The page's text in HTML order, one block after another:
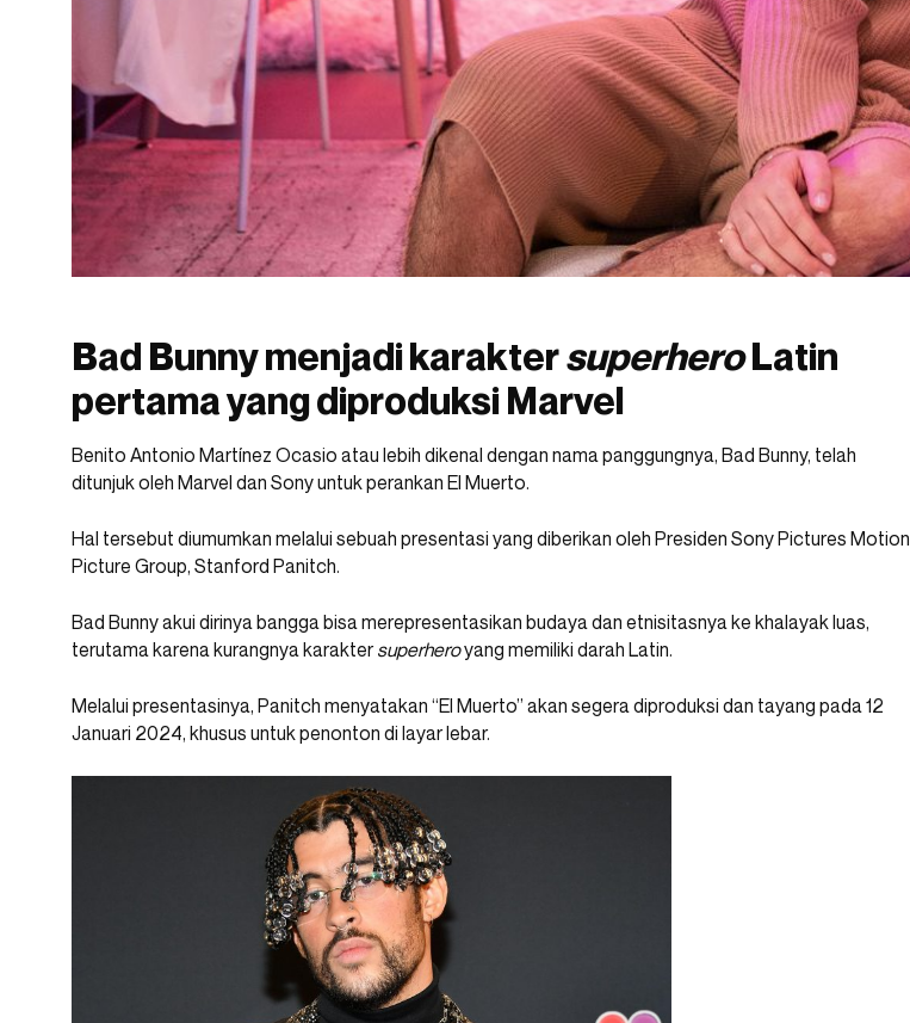
Bad Bunny menjadi karaktersuperheroLatin
pertama yang diproduksi Marvel
Benito Antonio Martínez Ocasio atau lebih dikenal dengan nama panggungnya, Bad Bunny, telah
ditunjuk oleh Marvel dan Sony untuk perankan El Muerto.
Hal tersebut diumumkan melalui sebuah presentasi yang diberikan oleh Presiden Sony Pictures Motion
Picture Group, Stanford Panitch.
Bad Bunny akui dirinya bangga bisa merepresentasikan budaya dan etnisitasnya ke khalayak luas,
terutama karena kurangnya karakter superheroyang memiliki darah Latin.
Melalui presentasinya, Panitch menyatakan “El Muerto” akan segera diproduksi dan tayang pada 12
Januari 2024, khusus untuk penonton di layar lebar.